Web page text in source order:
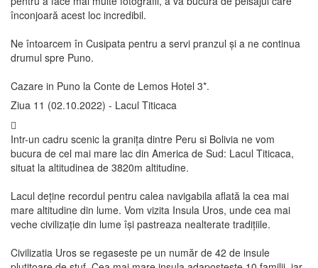
înconjoară acest loc incredibil.
Ne întoarcem în Cusipata pentru a servi pranzul și a ne continua
drumul spre Puno.
Cazare in Puno la Conte de Lemos Hotel 3*.
Ziua 11 (02.10.2022) - Lacul Titicaca
Intr-un cadru scenic la granița dintre Peru si Bolivia ne vom
bucura de cel mai mare lac din America de Sud: Lacul Titicaca,
situat la altitudinea de 3820m altitudine.
Lacul deține recordul pentru calea navigabila aflată la cea mai
mare altitudine din lume. Vom vizita Insula Uros, unde cea mai
veche civilizație din lume își pastreaza nealterate tradițiile.
Civilizatia Uros se regaseste pe un număr de 42 de insule